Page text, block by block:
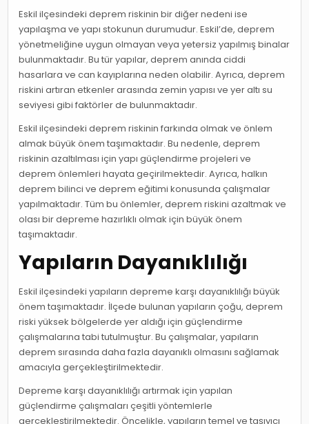
Eskil ilçesindeki deprem riskinin bir diğer nedeni ise
yapılaşma ve yapı stokunun durumudur. Eskil’de, deprem
yönetmeliğine uygun olmayan veya yetersiz yapılmış binalar
bulunmaktadır. Bu tür yapılar, deprem anında ciddi
hasarlara ve can kayıplarına neden olabilir. Ayrıca, deprem
riskini artıran etkenler arasında zemin yapısı ve yer altı su
seviyesi gibi faktörler de bulunmaktadır.
Eskil ilçesindeki deprem riskinin farkında olmak ve önlem
almak büyük önem taşımaktadır. Bu nedenle, deprem
riskinin azaltılması için yapı güçlendirme projeleri ve
deprem önlemleri hayata geçirilmektedir. Ayrıca, halkın
deprem bilinci ve deprem eğitimi konusunda çalışmalar
yapılmaktadır. Tüm bu önlemler, deprem riskini azaltmak ve
olası bir depreme hazırlıklı olmak için büyük önem
taşımaktadır.
Yapıların Dayanıklılığı
Eskil ilçesindeki yapıların depreme karşı dayanıklılığı büyük
önem taşımaktadır. İlçede bulunan yapıların çoğu, deprem
riski yüksek bölgelerde yer aldığı için güçlendirme
çalışmalarına tabi tutulmuştur. Bu çalışmalar, yapıların
deprem sırasında daha fazla dayanıklı olmasını sağlamak
amacıyla gerçekleştirilmektedir.
Depreme karşı dayanıklılığı artırmak için yapılan
güçlendirme çalışmaları çeşitli yöntemlerle
gerçekleştirilmektedir. Öncelikle, yapıların temel ve taşıyıcı